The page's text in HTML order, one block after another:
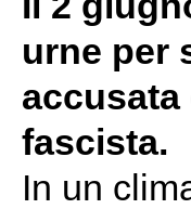
urne per
fascista.
In un